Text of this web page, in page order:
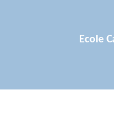
Ecole